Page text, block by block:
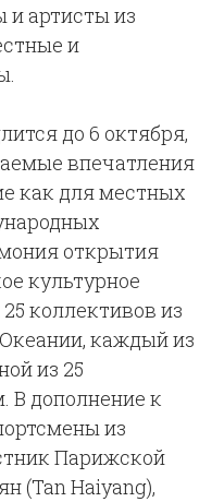
и артисты из
и
до 6 октября,
впечатления
как для местных
открытия
культурное
коллективов из
каждый из
из 25
В дополнение к
из
Парижской
(Tan Haiyang),